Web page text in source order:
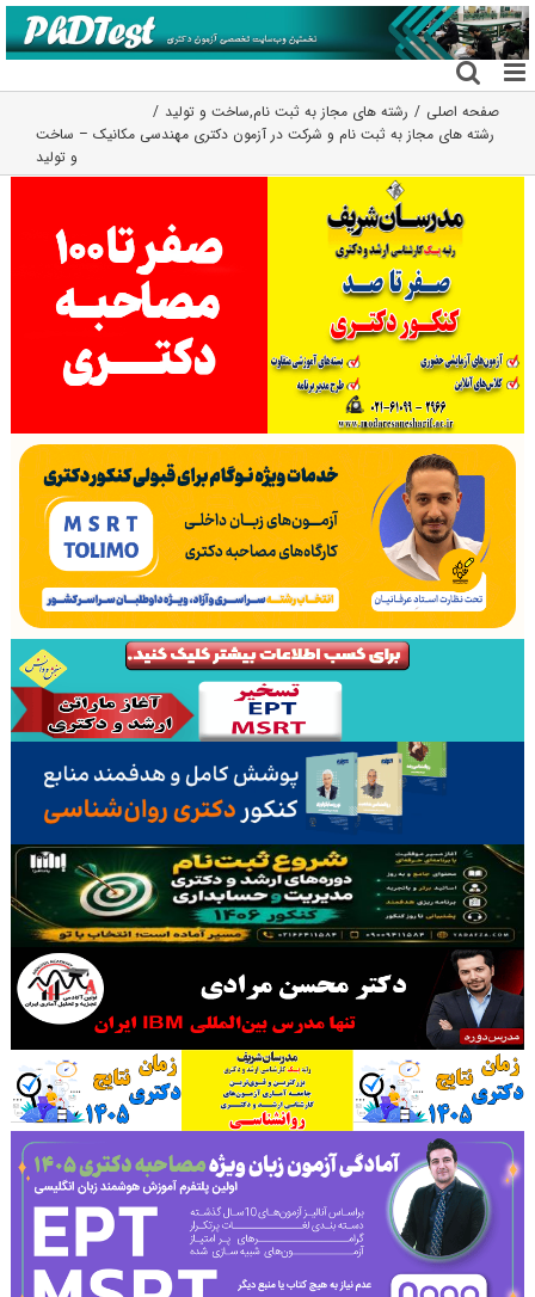
رفتن
به
محتوا
صفحه اصلی رشته های مجاز به ثبت نام,ساخت و تولید
رشته های مجاز به ثبت نام و شرکت در آزمون دکتری مهندسی مکانیک – ساخت
و تولید